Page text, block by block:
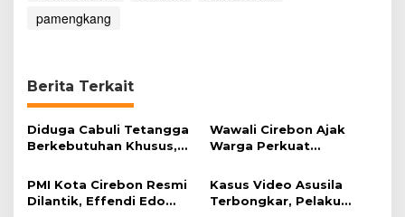
a
n
u
n
pamengkang
Berita Terkait
Diduga Cabuli Tetangga
Berkebutuhan Khusus,
Wawali Cirebon Ajak
Warga Perkuat
Momentum Harjad ke-
599
PMI Kota Cirebon Resmi
Dilantik, Effendi Edo
Kasus Video Asusila
Terbongkar, Pelaku